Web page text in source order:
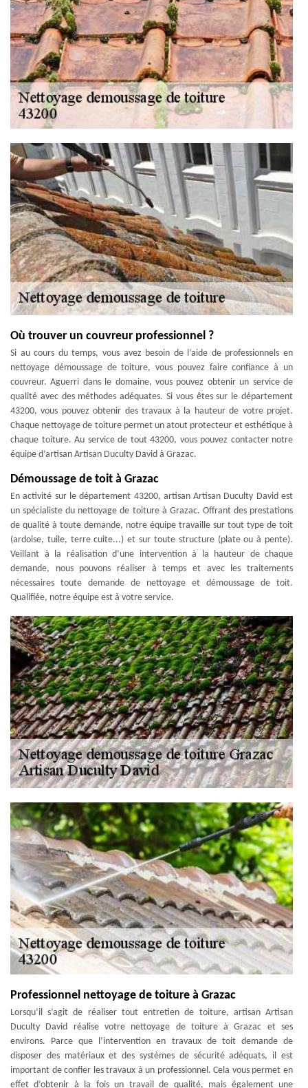
Où trouver un couvreur professionnel ?
Si au cours du temps, vous avez besoin de l’aide de professionnels en
nettoyage démoussage de toiture, vous pouvez faire confiance à un
couvreur. Aguerri dans le domaine, vous pouvez obtenir un service de
qualité avec des méthodes adéquates. Si vous êtes sur le département
43200, vous pouvez obtenir des travaux à la hauteur de votre projet.
Chaque nettoyage de toiture permet un atout protecteur et esthétique à
chaque toiture. Au service de tout 43200, vous pouvez contacter notre
équipe d’artisan Artisan Duculty David à Grazac.
Démoussage de toit à Grazac
En activité sur le département 43200, artisan Artisan Duculty David est
un spécialiste du nettoyage de toiture à Grazac. Offrant des prestations
de qualité à toute demande, notre équipe travaille sur tout type de toit
(ardoise, tuile, terre cuite...) et sur toute structure (plate ou à pente).
Veillant à la réalisation d’une intervention à la hauteur de chaque
demande, nous pouvons réaliser à temps et avec les traitements
nécessaires toute demande de nettoyage et démoussage de toit.
Qualifiée, notre équipe est à votre service.
Professionnel nettoyage de toiture à Grazac
Lorsqu’il s’agit de réaliser tout entretien de toiture, artisan Artisan
Duculty David réalise votre nettoyage de toiture à Grazac et ses
environs. Parce que l’intervention en travaux de toit demande de
disposer des matériaux et des systèmes de sécurité adéquats, il est
important de confier les travaux à un professionnel. Cela vous permet en
effet d’obtenir à la fois un travail de qualité, mais également une